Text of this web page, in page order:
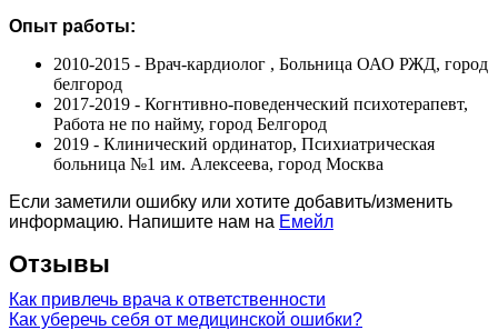
Опыт работы:
2010-2015 - Врач-кардиолог , Больница ОАО РЖД, город
белгород
2017-2019 - Когнтивно-поведенческий психотерапевт,
Работа не по найму, город Белгород
2019 - Клинический ординатор, Психиатрическая
больница №1 им. Алексеева, город Москва
Если заметили ошибку или хотите добавить/изменить
информацию. Напишите нам на Емейл
Отзывы
Как привлечь врача к ответственности
Как уберечь себя от медицинской ошибки?